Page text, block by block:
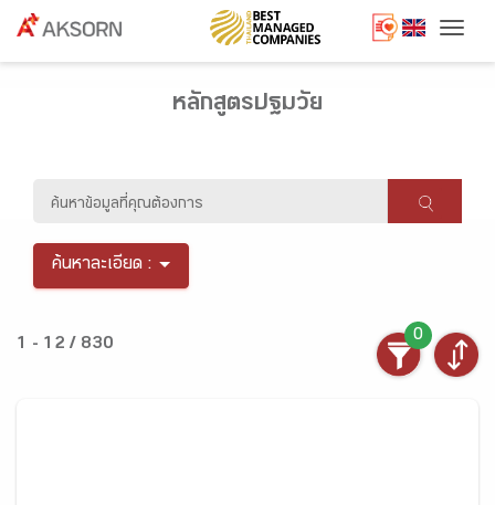
หลักสูตรปฐมวัย
ค้นหาละเอียด :
1 - 12 / 830
0